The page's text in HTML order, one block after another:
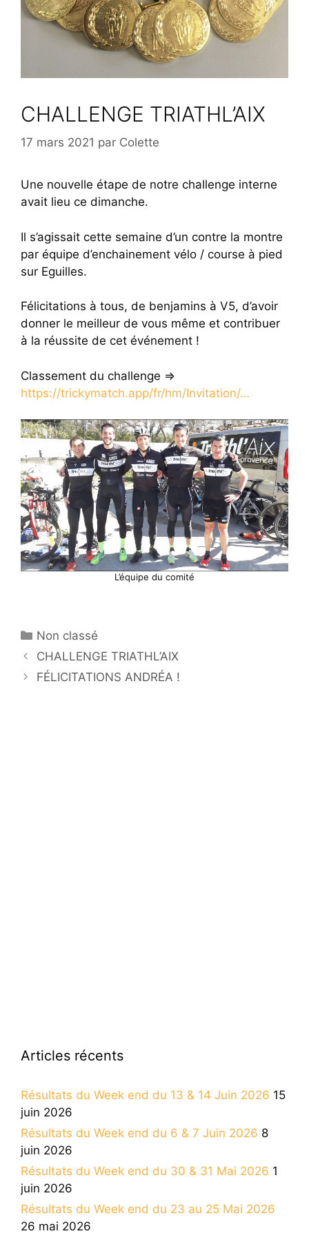
CHALLENGE TRIATHL’AIX
17 mars 2021 par Colette
Une nouvelle étape de notre challenge interne
avait lieu ce dimanche.
Il s’agissait cette semaine d’un contre la montre
par équipe d’enchainement vélo / course à pied
sur Eguilles.
Félicitations à tous, de benjamins à V5, d’avoir
donner le meilleur de vous même et contribuer
à la réussite de cet événement !
Classement du challenge =>
https://trickymatch.app/fr/hm/Invitation/…
L’équipe du comité
Catégories
Non classé
CHALLENGE TRIATHL’AIX
FÉLICITATIONS ANDRÉA !
Articles récents
Résultats du Week end du 13 & 14 Juin 2026 15
juin 2026
Résultats du Week end du 6 & 7 Juin 2026 8
juin 2026
Résultats du Week end du 30 & 31 Mai 2026 1
juin 2026
Résultats du Week end du 23 au 25 Mai 2026
26 mai 2026